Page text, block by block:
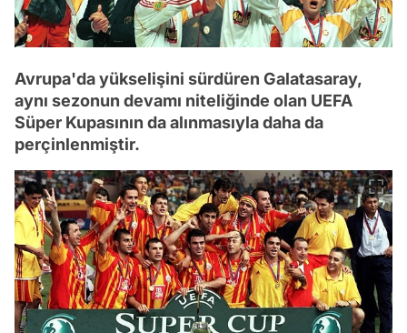
Avrupa'da yükselişini sürdüren Galatasaray,
aynı sezonun devamı niteliğinde olan UEFA
Süper Kupasının da alınmasıyla daha da
perçinlenmiştir.